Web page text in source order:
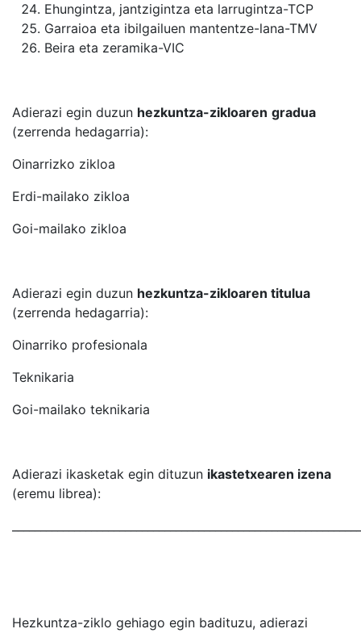
Ehungintza, jantzigintza eta larrugintza-TCP
Garraioa eta ibilgailuen mantentze-lana-TMV
Beira eta zeramika-VIC
Adierazi egin duzun hezkuntza-zikloaren gradua
(zerrenda hedagarria):
Oinarrizko zikloa
Erdi-mailako zikloa
Goi-mailako zikloa
Adierazi egin duzun hezkuntza-zikloaren titulua
(zerrenda hedagarria):
Oinarriko profesionala
Teknikaria
Goi-mailako teknikaria
Adierazi ikasketak egin dituzun ikastetxearen izena
(eremu librea):
Hezkuntza-ziklo gehiago egin badituzu, adierazi